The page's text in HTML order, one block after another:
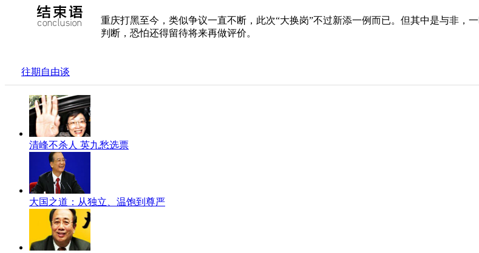
重庆打黑至今，类似争议一直不断，此次“大换岗”不过新添一例而已。但其中是与非，
判断，恐怕还得留待将来再做评价。
往期自由谈
清峰不杀人 英九愁选票
大国之道：从独立、温饱到尊严